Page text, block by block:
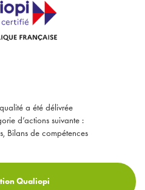
a été délivrée
d’actions suivante :
Bilans de compétences
Qualiopi